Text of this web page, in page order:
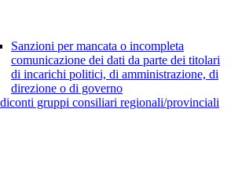
Sanzioni per mancata o incompleta
comunicazione dei dati da parte dei titolari
di incarichi politici, di amministrazione, di
direzione o di governo
gruppi consiliari regionali/provinciali